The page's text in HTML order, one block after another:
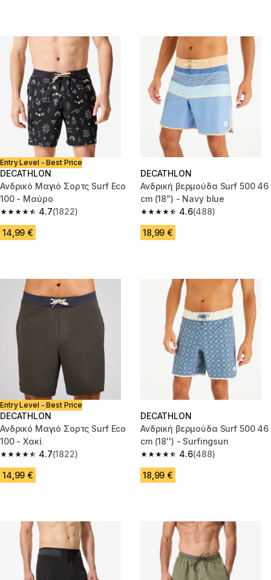
Entry Level - Best Price
DECATHLON
Ανδρικό Μαγιό Σορτς Surf Eco
100 - Μαύρο
4.7
4.7 out of 5 stars from 1822 reviews
(1822)
14,99 €
DECATHLON
Ανδρική βερμούδα Surf 500 46
cm (18”) - Navy blue
4.6
4.6 out of 5 stars from 488
(488)
18,99 €
Entry Level - Best Price
DECATHLON
Ανδρικό Μαγιό Σορτς Surf Eco
100 - Χακί
4.7
4.7 out of 5 stars from 1822 reviews
(1822)
14,99 €
DECATHLON
Ανδρική βερμούδα Surf 500 46
cm (18'') - Surfingsun
4.6
4.6 out of 5 stars from 488
(488)
18,99 €